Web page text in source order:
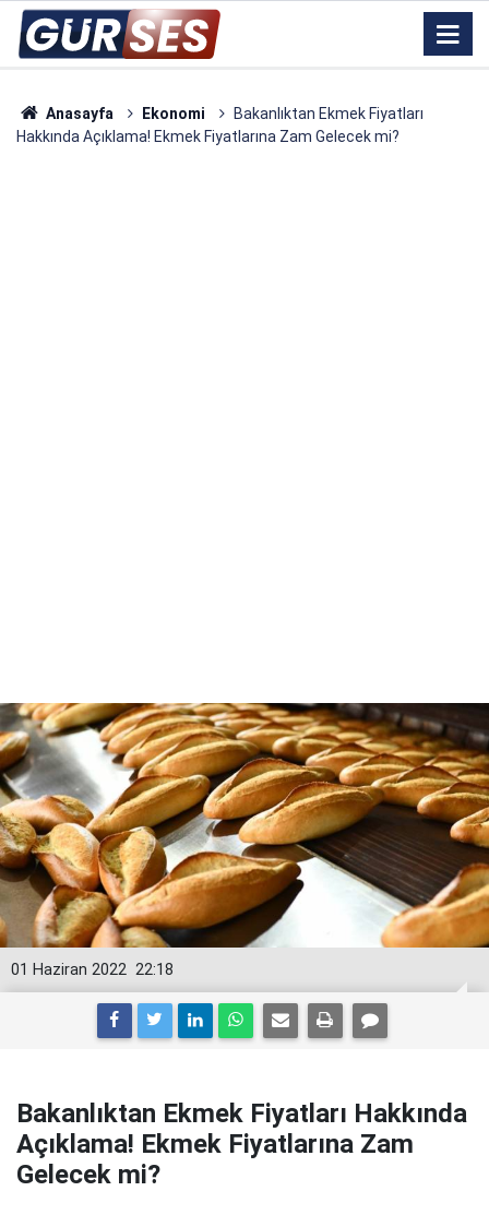
Anasayfa Ekonomi
Bakanlıktan Ekmek Fiyatları
Hakkında Açıklama! Ekmek Fiyatlarına Zam Gelecek mi?
22:18
01 Haziran 2022
Bakanlıktan Ekmek Fiyatları Hakkında
Açıklama! Ekmek Fiyatlarına Zam
Gelecek mi?